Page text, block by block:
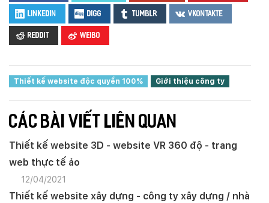
LinkedIn Digg Tumblr VKontakte
Reddit Weibo
Thiết kế website độc quyền 100% Giới thiệu công ty
CÁC BÀI VIẾT LIÊN QUAN
Thiết kế website 3D - website VR 360 độ - trang
web thực tế ảo
12/04/2021
Thiết kế website xây dựng - công ty xây dựng / nhà